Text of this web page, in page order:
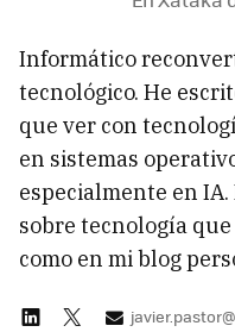
Informático
tecnológico. He
que ver con
en sistemas
especialmente en
sobre tecnología
como en mi blog